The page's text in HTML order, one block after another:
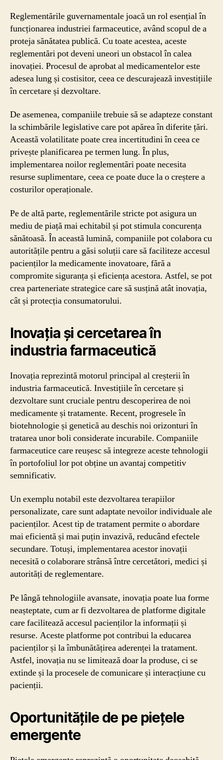
Reglementările guvernamentale joacă un rol esențial în
funcționarea industriei farmaceutice, având scopul de a
proteja sănătatea publică. Cu toate acestea, aceste
reglementări pot deveni uneori un obstacol în calea
inovației. Procesul de aprobat al medicamentelor este
adesea lung și costisitor, ceea ce descurajează investițiile
în cercetare și dezvoltare.
De asemenea, companiile trebuie să se adapteze constant
la schimbările legislative care pot apărea în diferite țări.
Această volatilitate poate crea incertitudini în ceea ce
privește planificarea pe termen lung. În plus,
implementarea noilor reglementări poate necesita
resurse suplimentare, ceea ce poate duce la o creștere a
costurilor operaționale.
Pe de altă parte, reglementările stricte pot asigura un
mediu de piață mai echitabil și pot stimula concurența
sănătoasă. În această lumină, companiile pot colabora cu
autoritățile pentru a găsi soluții care să faciliteze accesul
pacienților la medicamente inovatoare, fără a
compromite siguranța și eficiența acestora. Astfel, se pot
crea parteneriate strategice care să susțină atât inovația,
cât și protecția consumatorului.
Inovația și cercetarea în
industria farmaceutică
Inovația reprezintă motorul principal al creșterii în
industria farmaceutică. Investițiile în cercetare și
dezvoltare sunt cruciale pentru descoperirea de noi
medicamente și tratamente. Recent, progresele în
biotehnologie și genetică au deschis noi orizonturi în
tratarea unor boli considerate incurabile. Companiile
farmaceutice care reușesc să integreze aceste tehnologii
în portofoliul lor pot obține un avantaj competitiv
semnificativ.
Un exemplu notabil este dezvoltarea terapiilor
personalizate, care sunt adaptate nevoilor individuale ale
pacienților. Acest tip de tratament permite o abordare
mai eficientă și mai puțin invazivă, reducând efectele
secundare. Totuși, implementarea acestor inovații
necesită o colaborare strânsă între cercetători, medici și
autorități de reglementare.
Pe lângă tehnologiile avansate, inovația poate lua forme
neașteptate, cum ar fi dezvoltarea de platforme digitale
care facilitează accesul pacienților la informații și
resurse. Aceste platforme pot contribui la educarea
pacienților și la îmbunătățirea aderenței la tratament.
Astfel, inovația nu se limitează doar la produse, ci se
extinde și la procesele de comunicare și interacțiune cu
pacienții.
Oportunitățile de pe piețele
emergente